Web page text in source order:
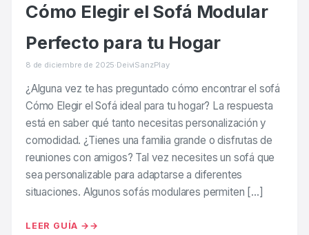
Cómo Elegir el Sofá Modular
Perfecto para tu Hogar
8 de diciembre de 2025·DeiviSanzPlay
¿Alguna vez te has preguntado cómo encontrar el sofá
Cómo Elegir el Sofá ideal para tu hogar? La respuesta
está en saber qué tanto necesitas personalización y
comodidad. ¿Tienes una familia grande o disfrutas de
reuniones con amigos? Tal vez necesites un sofá que
sea personalizable para adaptarse a diferentes
situaciones. Algunos sofás modulares permiten […]
LEER GUÍA →